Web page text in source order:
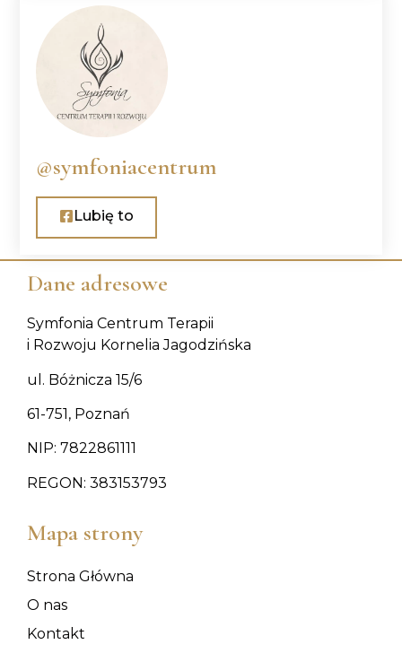
@symfoniacentrum
Lubię to
Dane adresowe
Symfonia Centrum Terapii
i Rozwoju Kornelia Jagodzińska
ul. Bóżnicza 15/6
61-751, Poznań
NIP: 7822861111
REGON: 383153793
Mapa strony
Strona Główna
O nas
Kontakt